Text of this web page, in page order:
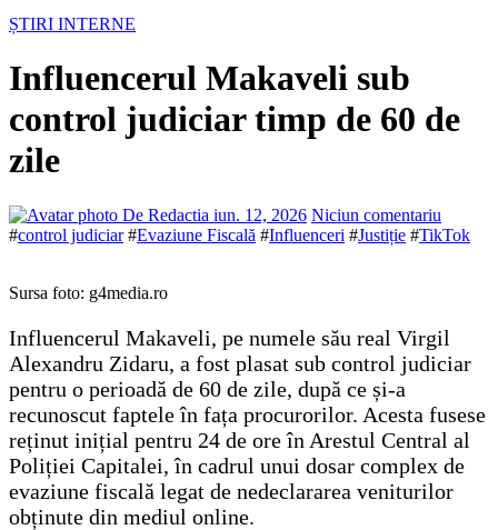
ȘTIRI INTERNE
Influencerul Makaveli sub
control judiciar timp de 60 de
zile
De Redactia iun. 12, 2026 Niciun comentariu
#control judiciar#Evaziune Fiscală #Influenceri #Justiție #TikTok
Sursa foto: g4media.ro
Influencerul Makaveli, pe numele său real Virgil
Alexandru Zidaru, a fost plasat sub control judiciar
pentru o perioadă de 60 de zile, după ce și-a
recunoscut faptele în fața procurorilor. Acesta fusese
reținut inițial pentru 24 de ore în Arestul Central al
Poliției Capitalei, în cadrul unui dosar complex de
evaziune fiscală legat de nedeclararea veniturilor
obținute din mediul online.